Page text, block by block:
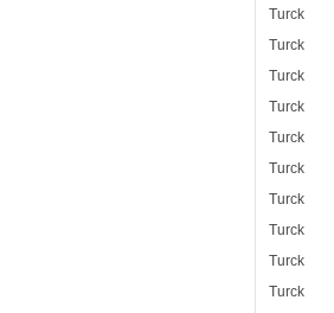
Turck
Turck
Turck
Turck
Turck
Turck
Turck
Turck
Turck
Turck